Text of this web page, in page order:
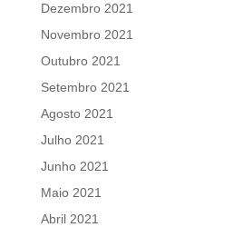
Dezembro 2021
Novembro 2021
Outubro 2021
Setembro 2021
Agosto 2021
Julho 2021
Junho 2021
Maio 2021
Abril 2021